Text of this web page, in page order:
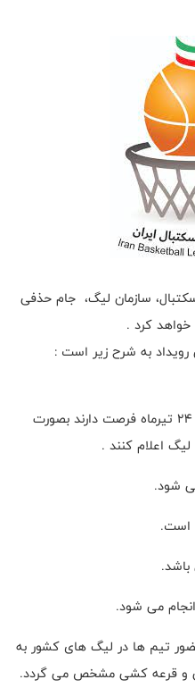
سازمان لیگ، جام حذفی
خواهد کرد .
رویداد به شرح زیر است :
باشگاه ها تا پایان وقت اداری شنبه 24 تیرماه فرصت دارند بصورت
اعلام کنند .
شود.
است.
می شود.
تیم ها در لیگ های کشور به
و قرعه کشی مشخص می گردد.